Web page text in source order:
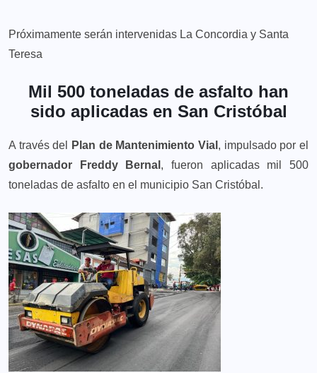
Próximamente serán intervenidas La Concordia y Santa
Teresa
Mil 500 toneladas de asfalto han
sido aplicadas en San Cristóbal
A través del Plan de Mantenimiento Vial , impulsado por el
gobernador Freddy Bernal , fueron aplicadas mil 500
toneladas de asfalto en el municipio San Cristóbal.